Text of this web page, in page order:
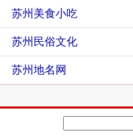
苏州美食小吃
苏州民俗文化
苏州地名网